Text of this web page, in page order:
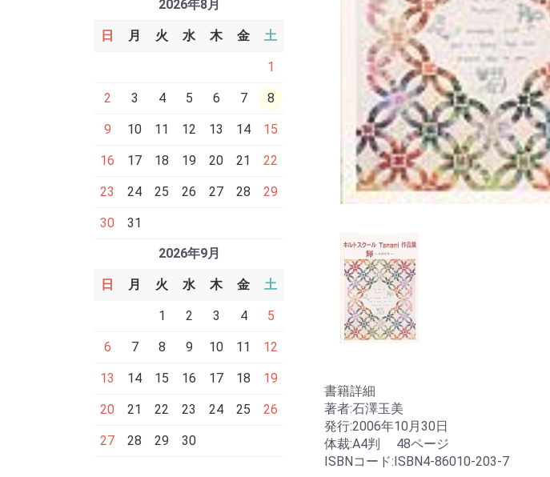
2026年8月
日 月 火 水 木 金 土
1
2 3 4 5 6 7 8
9 10 11 12 13 14 15
16 17 18 19 20 21 22
23 24 25 26 27 28 29
30
31
2026年9月
日 月 火 水 木 金 土
1 2 3 4 5
6 7 8 9 10 11 12
13 14 15 16 17 18 19
20 21 22 23 24 25 26
27 28 29 30
書籍詳細
著者:石澤玉美
発行:2006年10月30日
体裁:A4判 48ページ
ISBNコード:ISBN4-86010-203-7